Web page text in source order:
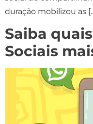
duração mobilizou as
Saiba
Sociais